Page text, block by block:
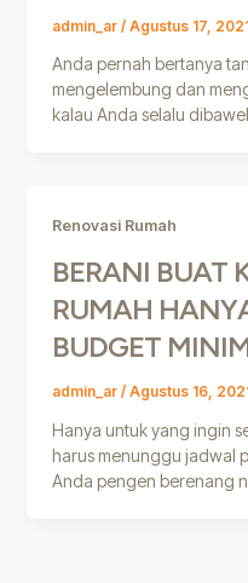
admin_ar / Agustus 17,
Anda pernah bertanya
mengelembung dan
kalau Anda selalu
Renovasi Rumah
BERANI BUAT
RUMAH
BUDGET
admin_ar / Agustus 16, 2021
Hanya untuk yang ingin
harus menunggu jadwal
Anda pengen berenang